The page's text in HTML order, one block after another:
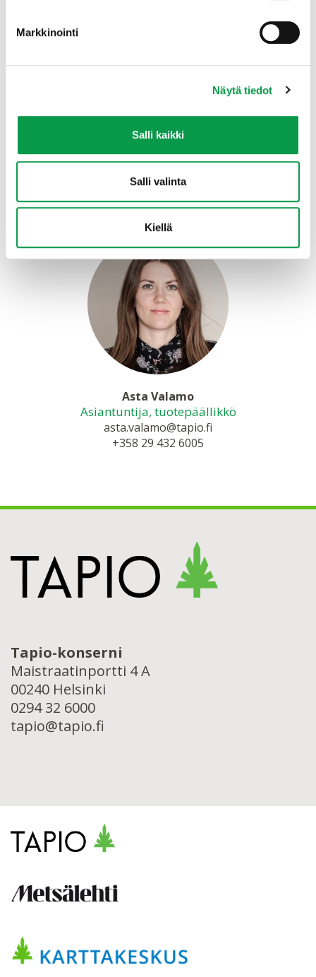
Markkinointi
Näytä tiedot
Salli kaikki
Salli valinta
Kiellä
Vuonna 2025 myymme Maastotaulukot-kirjaa
ainoastaan ennakkotilauksena. Ennakkomyynti on
päättynyt.
Asta Valamo
Asiantuntija, tuotepäällikkö
asta.valamo@tapio.fi
+358 29 432 6005
Tapio-konserni
Maistraatinportti 4 A
00240 Helsinki
0294 32 6000
tapio@tapio.fi